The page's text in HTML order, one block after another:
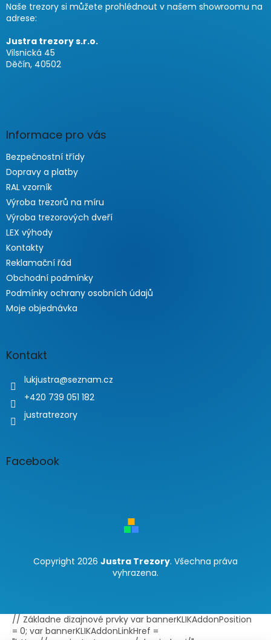
Naše trezory si můžete prohlédnout v našem showroomu na
adrese:
Justra trezory s.r.o.
Vilsnická 45
Děčín, 40502
Informace pro vás
Bezpečnostní třídy
Dopravy a platby
RAL vzorník
Výroba trezorů na míru
Výroba trezorových dveří
LEX výhody
Kontakty
Reklamační řád
Obchodní podmínky
Podmínky ochrany osobních údajů
Moje objednávka
Kontakt
lukjustra@seznam.cz
+420 739 051 182
justratrezory
Facebook
Copyright 2026 Justra Trezory. Všechna práva
vyhrazena.
// Základne dizajnové prvky var bannerKLIKAddonPosition
= 0; var bannerKLIKAddonLinkHref =